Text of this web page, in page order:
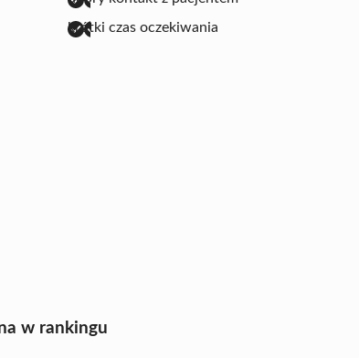
krótki czas oczekiwania
w rankingu